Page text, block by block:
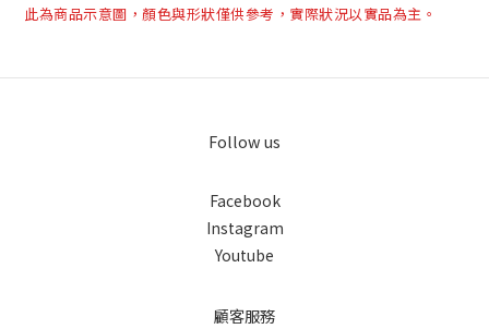
此為商品示意圖，顏色與形狀僅供參考，實際狀況以實品為主。
Follow us
Facebook
Instagram
Youtube
顧客服務